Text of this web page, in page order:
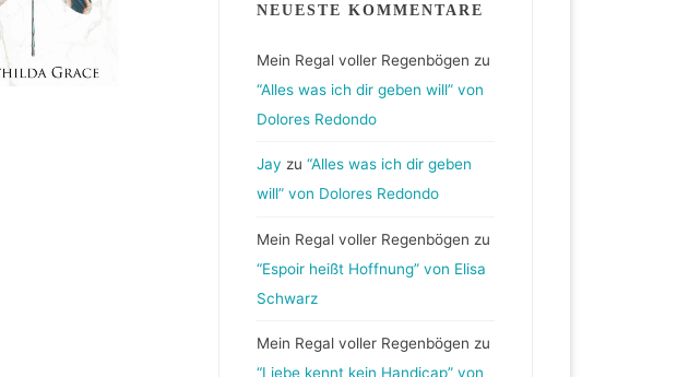
NEUESTE KOMMENTARE
Mein Regal voller Regenbögen zu
“Alles was ich dir geben will” von
Dolores Redondo
Jay zu“Alles was ich dir geben
will” von Dolores Redondo
Mein Regal voller Regenbögen zu
“Espoir heißt Hoffnung” von Elisa
Schwarz
Mein Regal voller Regenbögen zu
“Liebe kennt kein Handicap” von